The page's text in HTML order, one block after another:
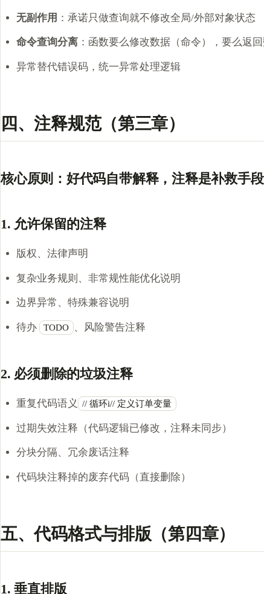
无副作用 ：承诺只做查询就不修改全局/外部对象状态
命令查询分离：函数要么修改数据（命令），要么返
异常替代错误码，统一异常处理逻辑
四、注释规范（第三章）
核心原则：好代码自带解释，注释是补救手
1. 允许保留的注释
版权、法律声明
复杂业务规则、非常规性能优化说明
边界异常、特殊兼容说明
待办 TODO 、风险警告注释
2. 必须删除的垃圾注释
重复代码语义 // 循环i// 定义订单变量
过期失效注释（代码逻辑已修改，注释未同步）
分块分隔、冗余废话注释
代码块注释掉的废弃代码（直接删除）
五、代码格式与排版（第四章）
1. 垂直排版